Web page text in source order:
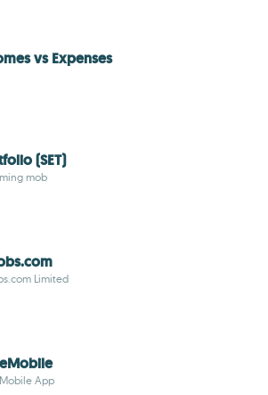
vs Expenses
(SET)
mob
Limited
App